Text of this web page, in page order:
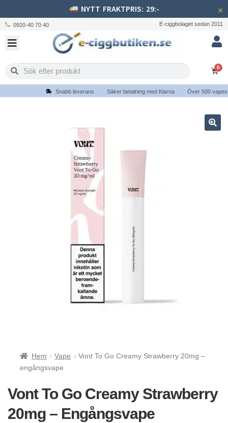
NYTT FRAKTPRIS: 29:- ×
0920-40 70 40 E-ciggbolaget sedan 2011
0
Snabb leverans Säker betalning med Klarna Över 500 vapes
Hem Vape
Vont To Go Creamy Strawberry 20mg –
engångsvape
Vont To Go Creamy Strawberry
20mg – Engångsvape